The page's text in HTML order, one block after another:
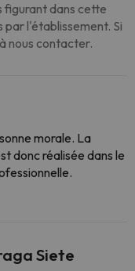
figurant dans cette
l'établissement. Si
nous contacter.
morale. La
donc réalisée dans le
Siete